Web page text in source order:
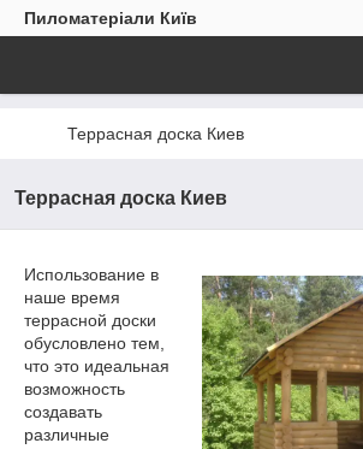
Пиломатеріали Київ
Террасная доска Киев
Террасная доска Киев
Использование в
наше время
террасной доски
обусловлено тем,
что это идеальная
возможность
создавать
различные